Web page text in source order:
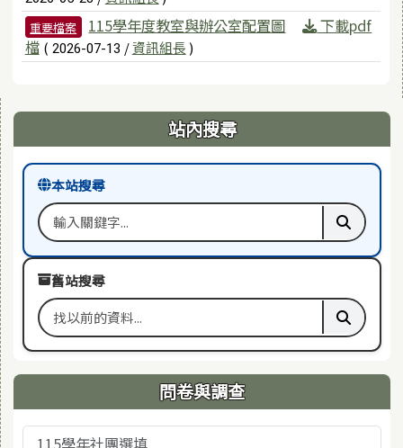
重要檔案 115學年度教室與辦公室配置圖
下載pdf
檔 ( 2026-07-13 /資訊組長 )
右邊區域內容 站內搜尋
本站搜尋
搜尋關鍵字 執行本
舊站搜尋
搜尋舊站關鍵字 執行舊
問卷與調查